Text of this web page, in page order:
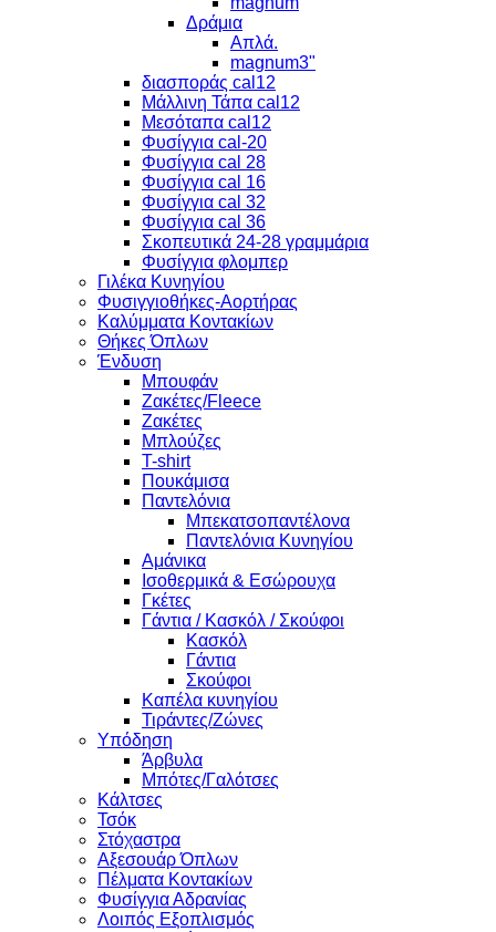
Δράμια
Απλά.
magnum3"
διασποράς cal12
Μάλλινη Τάπα cal12
Μεσόταπα cal12
Φυσίγγια cal-20
Φυσίγγια cal 28
Φυσίγγια cal 16
Φυσίγγια cal 32
Φυσίγγια cal 36
Σκοπευτικά 24-28 γραμμάρια
Φυσίγγια φλομπερ
Γιλέκα Κυνηγίου
Φυσιγγιοθήκες-Αορτήρας
Καλύμματα Κοντακίων
Θήκες Όπλων
Ένδυση
Μπουφάν
Ζακέτες/Fleece
Ζακέτες
Μπλούζες
T-shirt
Πουκάμισα
Παντελόνια
Μπεκατσοπαντέλονα
Παντελόνια Κυνηγίου
Αμάνικα
Ισοθερμικά & Εσώρουχα
Γκέτες
Γάντια / Κασκόλ / Σκούφοι
Κασκόλ
Γάντια
Σκούφοι
Καπέλα κυνηγίου
Τιράντες/Ζώνες
Υπόδηση
Άρβυλα
Μπότες/Γαλότσες
Κάλτσες
Τσόκ
Στόχαστρα
Αξεσουάρ Όπλων
Πέλματα Κοντακίων
Φυσίγγια Αδρανίας
Λοιπός Εξοπλισμός